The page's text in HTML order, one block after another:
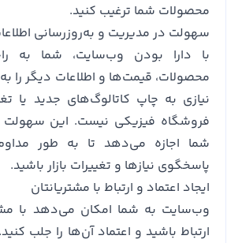
محصولات شما ترغیب کنید.
سهولت در مدیریت و به‌روزرسانی
با دارا بودن وب‌سایت، شما به
محصولات، قیمت‌ها و اطلاعات دیگر را
نیازی به چاپ کاتالوگ‌های جدید یا
فروشگاه فیزیکی نیست. این سهولت
شما اجازه می‌دهد تا به طور
پاسخگوی نیازها و تغییرات بازار باشید.
ایجاد اعتماد و ارتباط با مشتریانتان
وب‌سایت به شما امکان می‌دهد با
ارتباط باشید و اعتماد آن‌ها را جلب